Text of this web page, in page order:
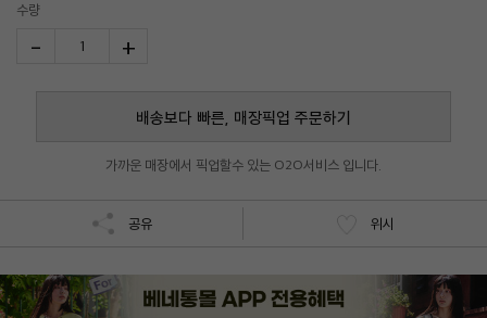
수량
- 1 +
배송보다 빠른, 매장픽업 주문하기
가까운 매장에서 픽업할수 있는 O2O서비스 입니다.
공유 위시